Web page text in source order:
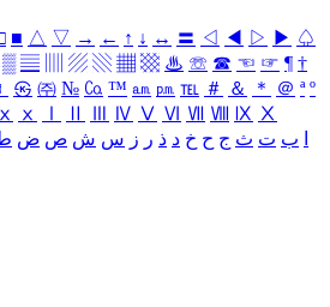
■ △ ▽ → ← ↑ ↓ ↔ 〓 ◁ ◀ ▷ ▶ ♤
▒ ▤ ▨ ▧ ▦ ▩ ♨ ☏ ☎ ☜ ☞ ¶ †
㉿ ㈜ № ㏇ ™ ㏂ ㏘ ℡ ＃ ＆ ＊ ＠ ª º
ⅹ Ⅳ Ⅴ Ⅵ Ⅶ Ⅷ Ⅸ Ⅹ
ب ت ث ج ح خ د ذ ر ز س ش ص ض